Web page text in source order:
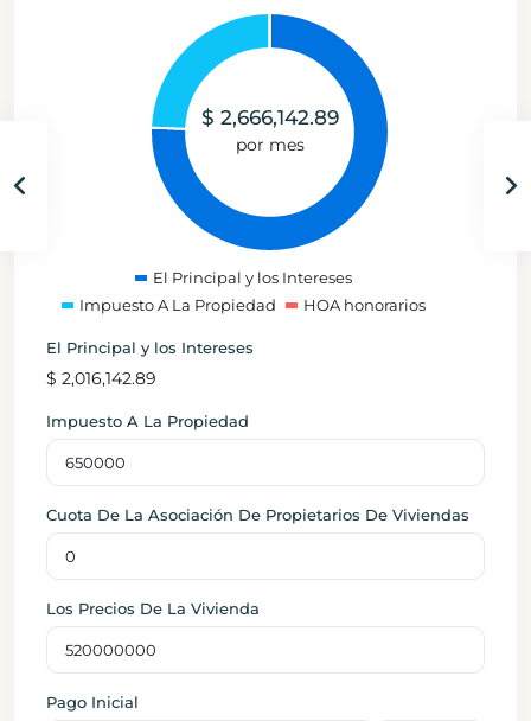
$ 2,666,142.89
por mes
El Principal y los Intereses
Impuesto A La Propiedad
HOA honorarios
El Principal y los Intereses
$ 2,016,142.89
Impuesto A La Propiedad
Cuota De La Asociación De Propietarios De Viviendas
Los Precios De La Vivienda
Pago Inicial